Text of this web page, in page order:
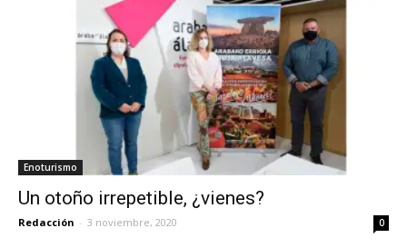
Enoturismo
Un otoño irrepetible, ¿vienes?
Redacción - 3 noviembre, 2020 0